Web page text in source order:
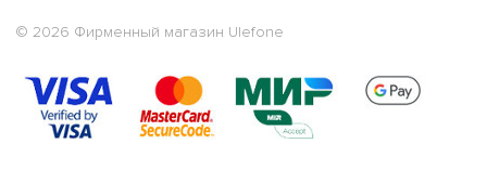
© 2026 Фирменный магазин Ulefone